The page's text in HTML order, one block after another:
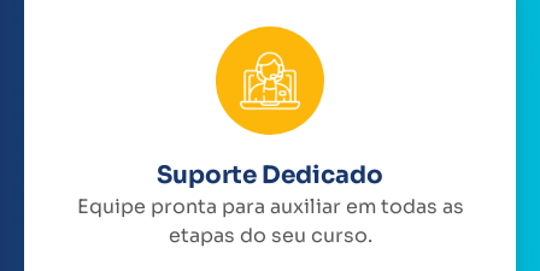
Suporte Dedicado
Equipe pronta para auxiliar em todas as
etapas do seu curso.